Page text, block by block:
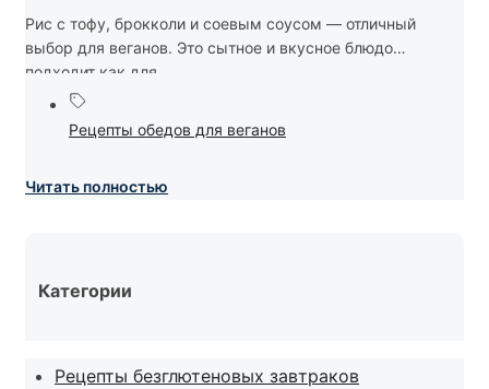
Рис с тофу, брокколи и соевым соусом — отличный
выбор для веганов. Это сытное и вкусное блюдо
подходит как для...
Рецепты обедов для веганов
Читать полностью
Категории
Рецепты безглютеновых завтраков